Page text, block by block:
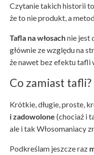
Czytanie takich historii
że to nie produkt, a
Tafla na włosachnie jest
głównie ze względu na
że nawet bez efektu tafli
Co zamiast tafli?
Krótkie, długie, proste,
i zadowolone (chociaż i
ale i tak Włosomaniacy
Podkreślam jeszcze raz